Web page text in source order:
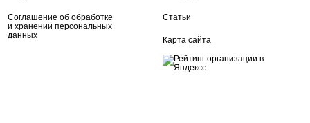
Соглашение об обработке
и хранении персональных
данных
Статьи
Карта сайта